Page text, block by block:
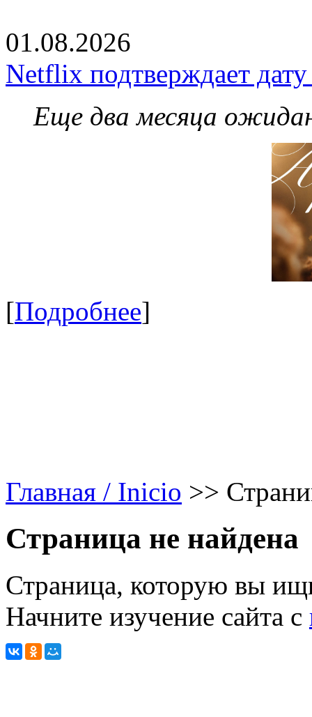
01.08.2026
Netflix подтверждает
Еще два месяца
[Подробнее]
Главная / Inicio >>
Страница не найдена
Страница, которую вы
Начните изучение сайта с